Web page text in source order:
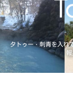
タトゥー・刺青を入れ